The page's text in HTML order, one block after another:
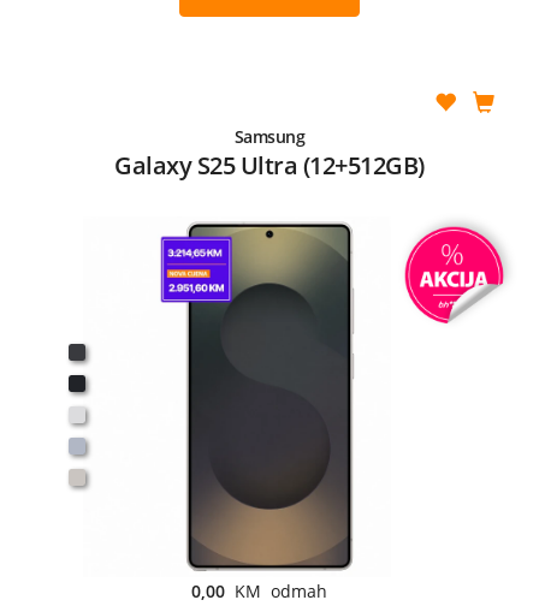
Samsung
Galaxy S25 Ultra (12+512GB)
0,00 KM odmah